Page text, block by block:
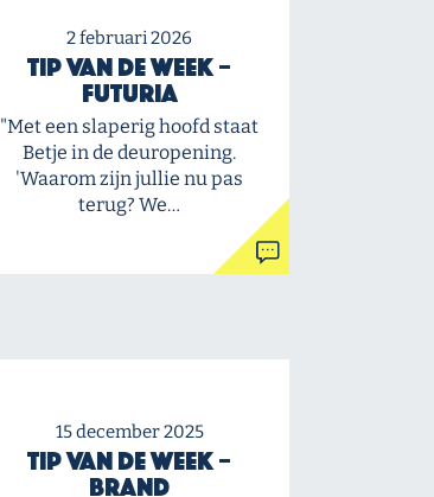
2 februari 2026
Tip van de Week –
Futuria
"Met een slaperig hoofd staat
Betje in de deuropening.
'Waarom zijn jullie nu pas
terug? We…
15 december 2025
Tip van de Week –
Brand